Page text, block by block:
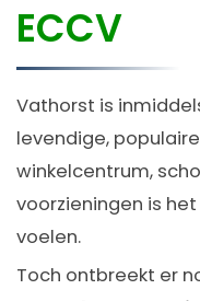
ECCV
Vathorst is
levendige,
winkelcentrum,
voorzieningen is
voelen.
Toch ontbreekt er